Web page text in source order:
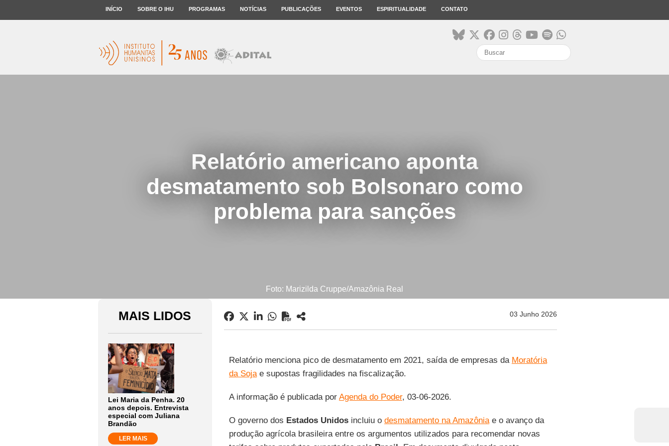
INÍCIO SOBRE O IHU PROGRAMAS NOTÍCIAS PUBLICAÇÕES EVENTOS ESPIRITUALIDADE CONTATO
Relatório americano aponta
desmatamento sob Bolsonaro como
problema para sanções
Foto: Marizilda Cruppe/Amazônia Real
MAIS LIDOS
Lei Maria da Penha. 20
anos depois. Entrevista
especial com Juliana
Brandão
LER MAIS
03 Junho 2026
Relatório menciona pico de desmatamento em 2021, saída de empresas da Moratória
da Sojae supostas fragilidades na fiscalização.
A informação é publicada por Agenda do Poder, 03-06-2026.
O governo dos Estados Unidosincluiu o desmatamento na Amazôniae o avanço da
produção agrícola brasileira entre os argumentos utilizados para recomendar novas